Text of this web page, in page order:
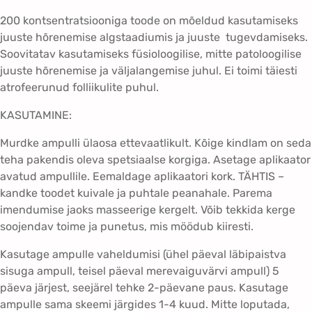
p
u
l
l
i
n
a
i
s
t
e
l
1
0
+
1
200 kontsentratsiooniga toode on mõeldud kasutamiseks
juuste hõrenemise algstaadiumis ja juuste tugevdamiseks.
Soovitatav kasutamiseks füsioloogilise, mitte patoloogilise
juuste hõrenemise ja väljalangemise juhul. Ei toimi täiesti
atrofeerunud folliikulite puhul.
KASUTAMINE:
Murdke ampulli ülaosa ettevaatlikult. Kõige kindlam on seda
teha pakendis oleva spetsiaalse korgiga. Asetage aplikaator
avatud ampullile. Eemaldage aplikaatori kork. TÄHTIS –
kandke toodet kuivale ja puhtale peanahale. Parema
imendumise jaoks masseerige kergelt. Võib tekkida kerge
soojendav toime ja punetus, mis möödub kiiresti.
Kasutage ampulle vaheldumisi (ühel päeval läbipaistva
sisuga ampull, teisel päeval merevaiguvärvi ampull) 5
päeva järjest, seejärel tehke 2-päevane paus. Kasutage
ampulle sama skeemi järgides 1-4 kuud. Mitte loputada,